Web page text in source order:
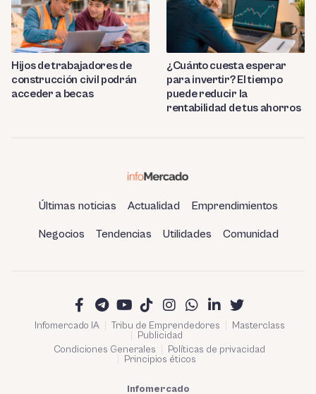
Hijos de trabajadores de
construcción civil podrán
acceder a becas
¿Cuánto cuesta esperar
para invertir? El tiempo
puede reducir la
rentabilidad de tus ahorros
Últimas noticias Actualidad Emprendimientos
Negocios Tendencias Utilidades Comunidad
Infomercado IA Tribu de Emprendedores
Masterclass
Publicidad
Condiciones Generales
Políticas de privacidad
Principios éticos
Infomercado